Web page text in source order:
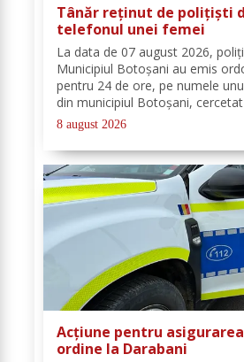
Tânăr reținut de polițiști
telefonul unei femei
La data de 07 august 2026,
Municipiul Botoșani au emis
pentru 24 de ore, pe numele
din municipiul Botoșani,
infracțiunii de furt. În urma
s-a stabilit faptul că, în...
8 august 2026
Acțiune pentru
ordine la Darabani